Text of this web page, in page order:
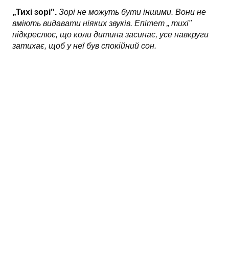
„Тихі зорі". Зорі не можуть бути іншими. Вони не
вміють видавати ніяких звуків. Епітет „ тихі"
підкреслює, що коли дитина засинає, усе навкруги
затихає, щоб у неї був спокійний сон.